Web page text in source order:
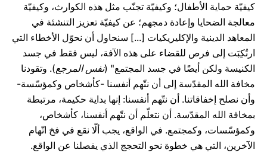
كيفيّة حماية الأطفال؛ وكيفيّة تجنّب مثل هذه الكوارث، وكيفيّة
معالجة الضحايا وإعادة دمجهم؛ عن كيفيّة تعزيز التنشئة في
المعاهد الدينية والإكليريكيات [...] سنحاول أن نحوّل الأخطاء التي
ارتُكِبَت إلى فرص للقضاء على هذه الآفة، ليس فقط في جسد
الكنيسة ولكن أيضًا في جسد المجتمع" (نفس المرجع). وتقودنا
مخافة الله المقدّسة إلى أن نتّهم أنفسنا -كأشخاص وكمؤسّسة-
وأن نصلح إخفاقاتنا. أن نتّهم أنفسنا: إنها بداية حكيمة، مرتبطة
بمخافة الله المقدّسة. أن نتعلّم أن نتّهم أنفسنا، كأشخاص،
وكمؤسّسات، وكمجتمع. في الواقع، يجب ألّا نقع في فخ اتّهام
الآخرين، التي هي خطوة نحو التحجج الذي يفصلنا عن الواقع.